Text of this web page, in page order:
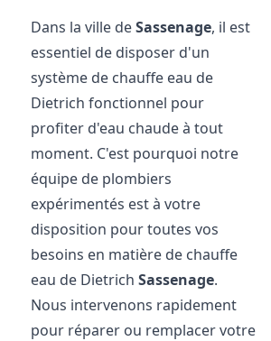
Dans la ville deSassenage, il est
essentiel de disposer d'un
système de chauffe eau de
Dietrich fonctionnel pour
profiter d'eau chaude à tout
moment. C'est pourquoi notre
équipe de plombiers
expérimentés est à votre
disposition pour toutes vos
besoins en matière de chauffe
eau de DietrichSassenage.
Nous intervenons rapidement
pour réparer ou remplacer votre